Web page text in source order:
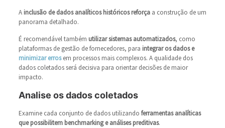
A inclusão de dados analíticos históricos reforçaa construção de um
panorama detalhado.
É recomendável também utilizar sistemas automatizados, como
plataformas de gestão de fornecedores, para integrar os dados e
minimizar errosem processos mais complexos. A qualidade dos
dados coletados será decisiva para orientar decisões de maior
impacto.
Analise os dados coletados
Examine cada conjunto de dados utilizando ferramentas analíticas
que possibilitem benchmarking e análises preditivas.